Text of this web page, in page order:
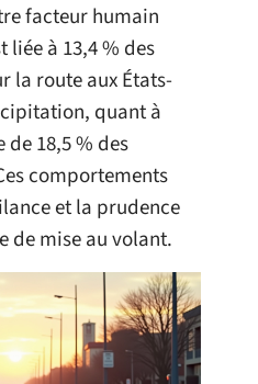
facteur humain
à 13,4 % des
la route aux États-
quant à
18,5 % des
comportements
et la prudence
de mise au volant.